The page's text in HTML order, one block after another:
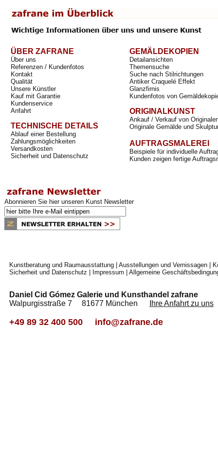
ÜBER ZAFRANE
Über uns
Referenzen / Kundenfotos
Kontakt
Qualität
Unsere Künstler
Kauf mit Garantie
Kundenservice
Anfahrt
TECHNISCHE DETAILS
Ablauf einer Bestellung
Zahlungsmöglichkeiten
Versandkosten
Sicherheit und Datenschutz
GEMÄLDEKOPIEN
Detailansichten
Themensuche
Suche nach Stilrichtungen
Antiker Craquelé Effekt
Glanzfirnis
Kundenfotos von
ORIGINALKUNST
Ankauf / Verkauf von
Originale Gemälde und
AUFTRAGSMALEREI
Beispiele für individuelle
Kunden zeigen fertige
Abonnieren Sie hier unseren Kunst Newsletter
Kunstberatung und Raumausstattung Ausstellungen und Vernissagen
Sicherheit und Datenschutz
Impressum Allgemeine
Daniel Cid Gómez Galerie und Kunsthandel zafrane
Walpurgisstraße 7 81677 München
Ihre Anfahrt zu uns
+49 89 32 400 500 info@zafrane.de